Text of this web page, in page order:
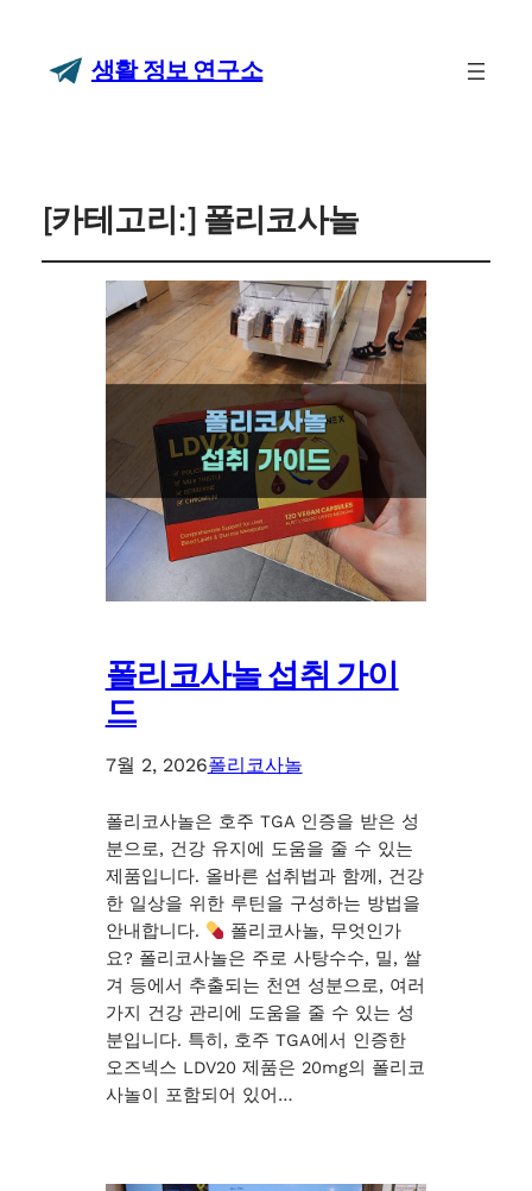
생활 정보 연구소
[카테고리:] 폴리코사놀
폴리코사놀 섭취 가이
드
7월 2, 2026폴리코사놀
폴리코사놀은 호주 TGA 인증을 받은 성
분으로, 건강 유지에 도움을 줄 수 있는
제품입니다. 올바른 섭취법과 함께, 건강
한 일상을 위한 루틴을 구성하는 방법을
안내합니다.
폴리코사놀, 무엇인가
요? 폴리코사놀은 주로 사탕수수, 밀, 쌀
겨 등에서 추출되는 천연 성분으로, 여러
가지 건강 관리에 도움을 줄 수 있는 성
분입니다. 특히, 호주 TGA에서 인증한
오즈넥스 LDV20 제품은 20mg의 폴리코
사놀이 포함되어 있어…